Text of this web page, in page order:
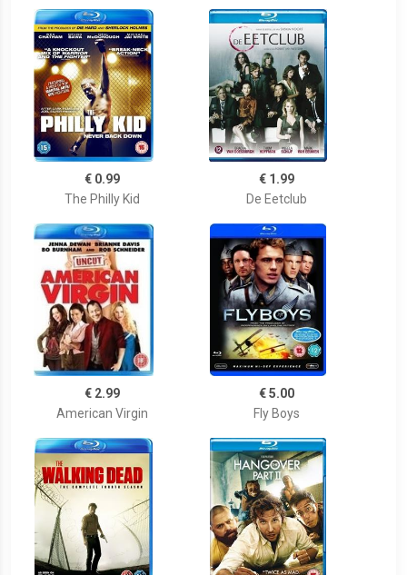
€ 0.99
The Philly Kid
€ 1.99
De Eetclub
€ 2.99
American Virgin
€ 5.00
Fly Boys